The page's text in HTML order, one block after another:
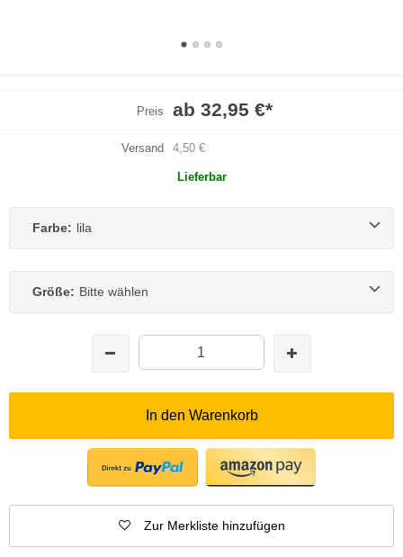
Preis ab 32,95 €*
Versand 4,50 €
Lieferbar
Farbe: lila
Größe: Bitte wählen
In den Warenkorb
Zur Merkliste hinzufügen